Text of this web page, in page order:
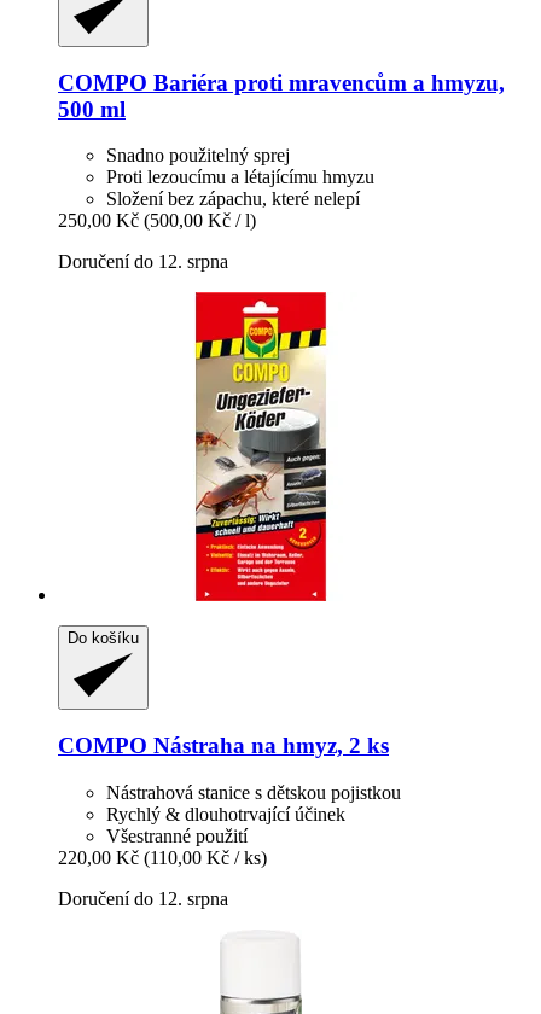
COMPO Bariéra proti mravencům a hmyzu,
500 ml
Snadno použitelný sprej
Proti lezoucímu a létajícímu hmyzu
Složení bez zápachu, které nelepí
250,00 Kč (500,00 Kč / l)
Doručení do 12. srpna
Do košíku
COMPO Nástraha na hmyz, 2 ks
Nástrahová stanice s dětskou pojistkou
Rychlý & dlouhotrvající účinek
Všestranné použití
220,00 Kč (110,00 Kč / ks)
Doručení do 12. srpna